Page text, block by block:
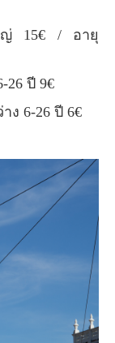
26 ปี 9€
ง 6-26 ปี 6€